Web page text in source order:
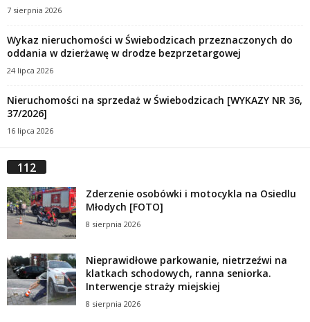
7 sierpnia 2026
Wykaz nieruchomości w Świebodzicach przeznaczonych do
oddania w dzierżawę w drodze bezprzetargowej
24 lipca 2026
Nieruchomości na sprzedaż w Świebodzicach [WYKAZY NR 36,
37/2026]
16 lipca 2026
112
Zderzenie osobówki i motocykla na Osiedlu
Młodych [FOTO]
8 sierpnia 2026
Nieprawidłowe parkowanie, nietrzeźwi na
klatkach schodowych, ranna seniorka.
Interwencje straży miejskiej
8 sierpnia 2026